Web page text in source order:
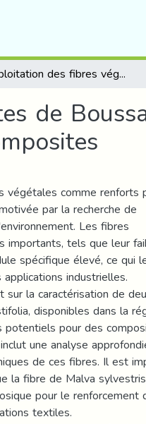
Exploitation des fibres végétales sur les sites de Boussaâda comme élément de renforcement des matériaux composites
de
comme renforts
par la recherche de
Les fibres
importants, tels que leur
spécifique élevé, ce qui
industrielles.
la caractérisation de
disponibles dans la
pour des
une analyse
de ces fibres. Il est
la fibre de Malva
pour le renforcement
textiles.